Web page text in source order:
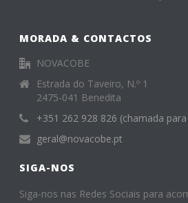
MORADA & CONTACTOS
NOVACOBE
Estrada do Taveiro, N.º 1
2475-041 Benedita
+351 262 928 826 (chamada
geral@novacobe.pt
SIGA-NOS
Siga-nos nas Redes Sociais para